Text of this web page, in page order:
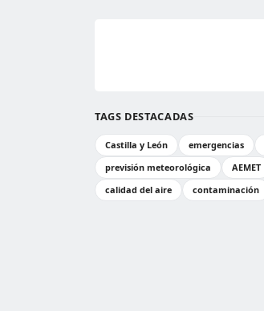
TAGS DESTACADAS
Castilla y León emergencias
previsión meteorológica
AEMET
calidad del aire
contaminación